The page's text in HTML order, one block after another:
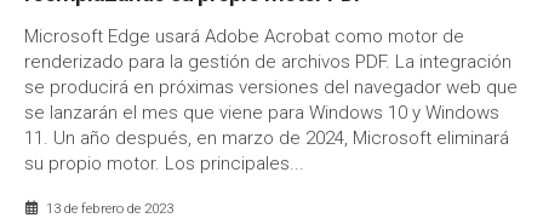
Microsoft Edge usará Adobe Acrobat como motor de
renderizado para la gestión de archivos PDF. La integración
se producirá en próximas versiones del navegador web que
se lanzarán el mes que viene para Windows 10 y Windows
11. Un año después, en marzo de 2024, Microsoft eliminará
su propio motor. Los principales...
13 de febrero de 2023